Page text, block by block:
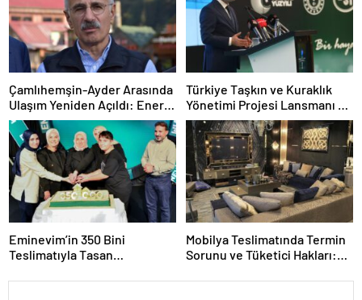
Çamlıhemşin-Ayder Arasında
Ulaşım Yeniden Açıldı: Enerji
ve Tahliye Süreci Güncellendi
Türkiye Taşkın ve Kuraklık
Yönetimi Projesi Lansmanı ve
Taşkın Uyarı Sistemleri
Genişlemesi
Eminevim’in 350 Bini
Teslimatıyla Tasan
Kırılması
Mobilya Teslimatında Termin
Sorunu ve Tüketici Hakları: